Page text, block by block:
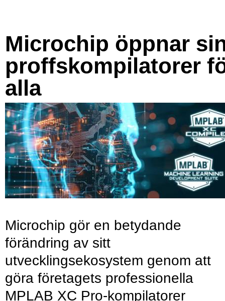
Microchip öppnar
proffskompilatorer
alla
Microchip gör en betydande
förändring av sitt
utvecklingsekosystem genom att
göra företagets professionella
MPLAB XC Pro-kompilatorer